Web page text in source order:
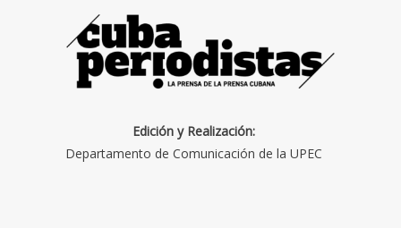
Edición y Realización:
Departamento de Comunicación de la UPEC